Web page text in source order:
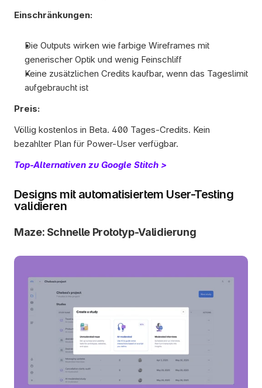
Einschränkungen:
Die Outputs wirken wie farbige Wireframes mit
generischer Optik und wenig Feinschliff
Keine zusätzlichen Credits kaufbar, wenn das Tageslimit
aufgebraucht ist
Preis:
Völlig kostenlos in Beta. 400 Tages-Credits. Kein
bezahlter Plan für Power-User verfügbar.
Top-Alternativen zu Google Stitch >
Designs mit automatisiertem User-Testing
validieren
Maze: Schnelle Prototyp-Validierung